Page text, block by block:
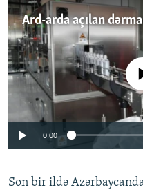
No media
0:00
Son bir ildə